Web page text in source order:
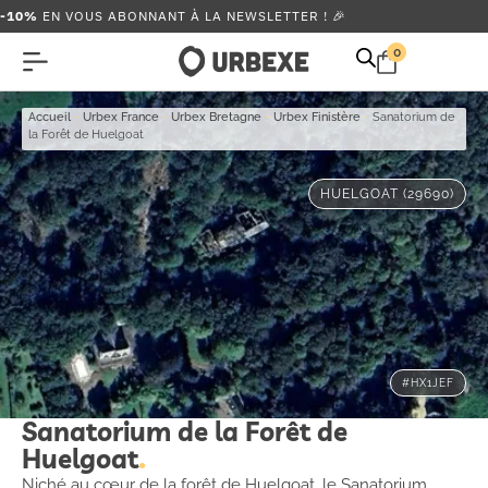
-10% EN VOUS ABONNANT À LA NEWSLETTER ! 🎉
0
Accueil - Urbex France - Urbex Bretagne - Urbex Finistère - Sanatorium de
la Forêt de Huelgoat
HUELGOAT (29690)
#HX1JEF
Sanatorium de la Forêt de
Huelgoat